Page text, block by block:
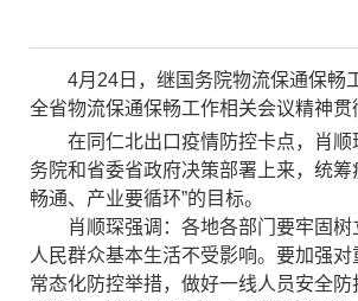
4月24日，继国务院物流保通保畅
全省物流保通保畅工作相关会议精神贯
在同仁北出口疫情防控卡点，肖
务院和省委省政府决策部署上来，统
畅通、产业要循环”的目标。
肖顺琛强调：各地各部门要牢固
人民群众基本生活不受影响。要加强
常态化防控举措，做好一线人员安全